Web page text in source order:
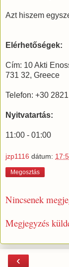
Azt hiszem
Elérhetőségek:
Cím: 10 Akti
731 32, Greece
Telefon: +30
Nyitvatartás:
11:00 - 01:00
jzp1116 dátum:
Megosztás
Nincsenek
Megjegyzés
‹